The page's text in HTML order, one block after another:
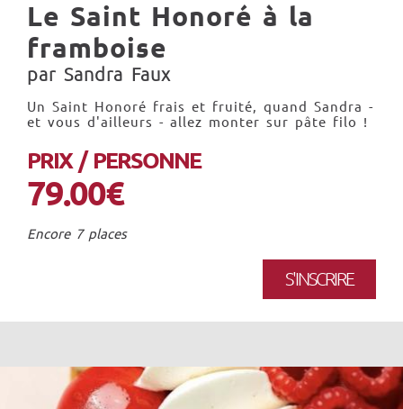
Le Saint Honoré à la
framboise
par Sandra Faux
Un Saint Honoré frais et fruité, quand Sandra -
et vous d'ailleurs - allez monter sur pâte filo !
PRIX / PERSONNE
79.00€
Encore 7 places
S'INSCRIRE